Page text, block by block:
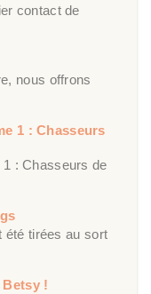
contact de
nous offrons
1 : Chasseurs
: Chasseurs de
été tirées au sort
!